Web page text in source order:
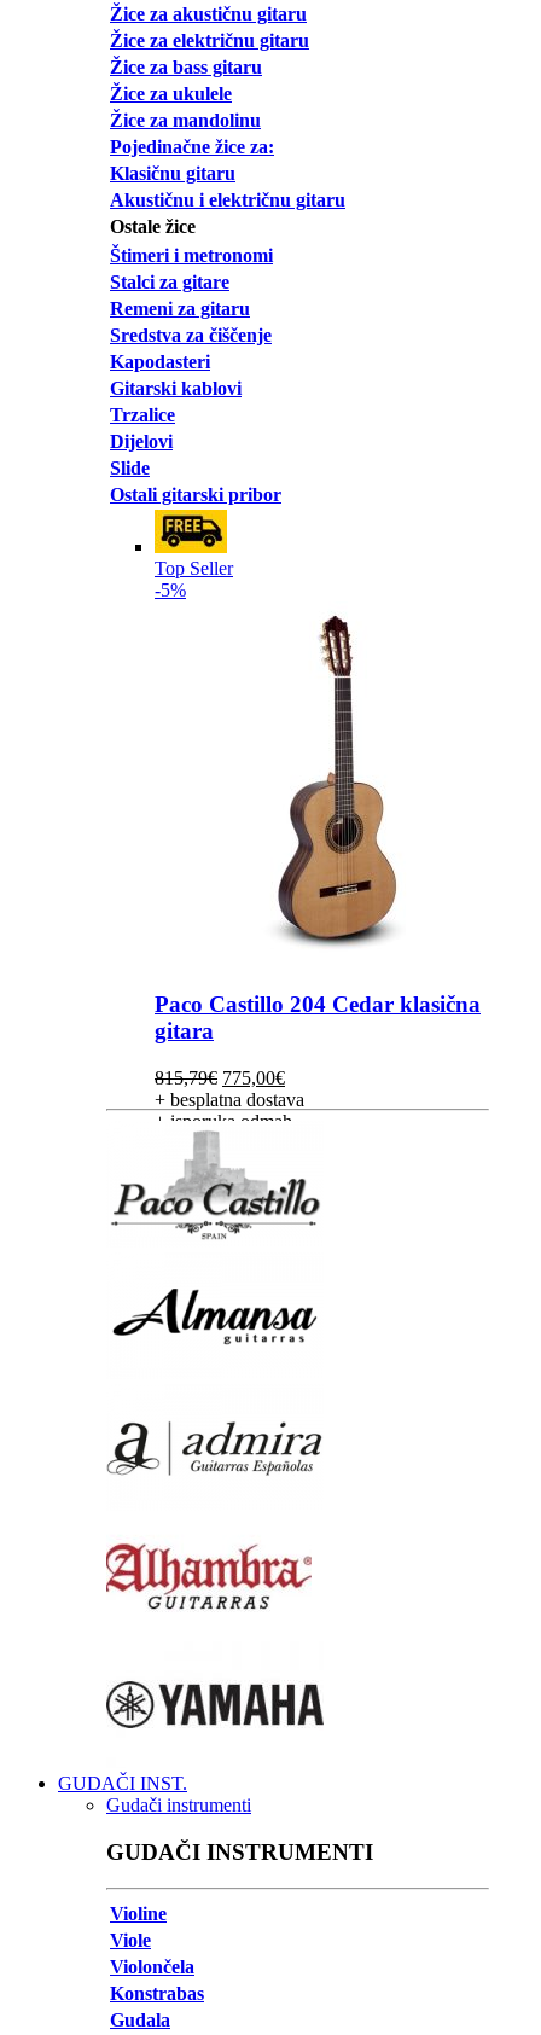
Žice za akustičnu gitaru
Žice za električnu gitaru
Žice za bass gitaru
Žice za ukulele
Žice za mandolinu
Pojedinačne žice za:
Klasičnu gitaru
Akustičnu i električnu gitaru
Ostale žice
Štimeri i metronomi
Stalci za gitare
Remeni za gitaru
Sredstva za čiščenje
Kapodasteri
Gitarski kablovi
Trzalice
Dijelovi
Slide
Ostali gitarski pribor
Top Seller
-5%
Paco Castillo 204 Cedar klasična
gitara
815,79€ Izvorna
cijena
bila
815,79€.
775,00€Trenutna
cijena
je:
+ besplatna dostava
+ isporuka odmah
GUDAČI INST.
Gudači instrumenti
GUDAČI INSTRUMENTI
Violine
Viole
Violončela
Konstrabas
Gudala